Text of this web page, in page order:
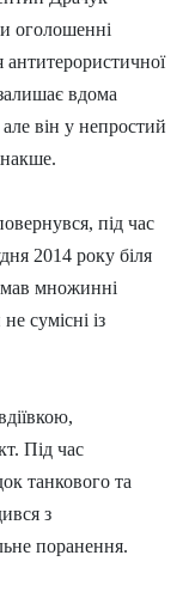
оголошенні
вдома
але він у непростий
під час
2014 року біля
множинні
сумісні із
Під час
танкового та
з
поранення.